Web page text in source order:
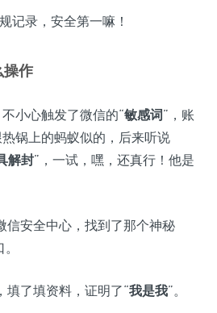
记录，安全第一嘛！
操作
小心触发了微信的“敏感词”，账
锅上的蚂蚁似的，后来听说
解封”，一试，嘿，还真行！他是
信安全中心，找到了那个神秘
填了填资料，证明了“我是我”。